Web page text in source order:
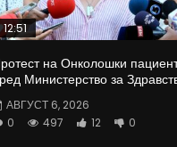
12:51
на Онколошки
Министерство за
АВГУСТ 6, 2026
0
497 12 0